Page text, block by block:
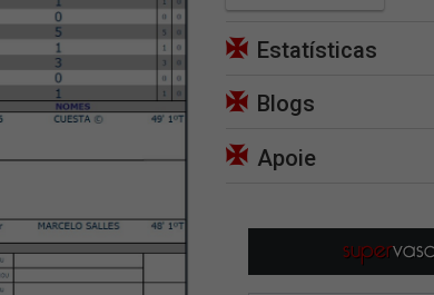
Estatísticas
Blogs
Apoie